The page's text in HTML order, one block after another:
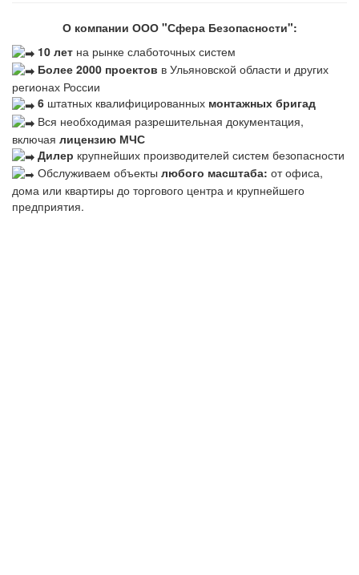
О компании ООО "Сфера Безопасности":
10 лет на рынке слаботочных систем
Более 2000 проектов в Ульяновской области и других
регионах России
6 штатных квалифицированных монтажных бригад
Вся необходимая разрешительная документация,
включая лицензию МЧС
Дилер крупнейших производителей систем безопасности
Обслуживаем объекты любого масштаба: от офиса,
дома или квартиры до торгового центра и крупнейшего
предприятия.